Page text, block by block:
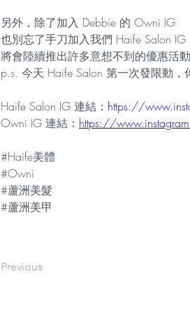
另外，除了加入 Debbie 的 Owni IG
也別忘了手刀加入我們 Haife Salon IG
將會陸續推出許多意想不到的優惠活動
p.s. 今天 Haife Salon 第一次發限動，
Haife Salon IG 連結： https://
Owni IG 連結： https://
#Haife美體
#Owni
#蘆洲美髮
#蘆洲美甲
Previous